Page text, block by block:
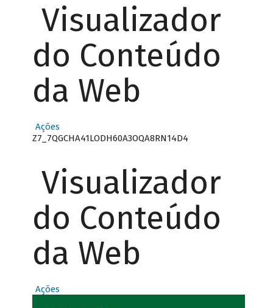
Visualizador
do Conteúdo
da Web
Ações
Z7_7QGCHA41LODH60A3OQA8RN14D4
Visualizador
do Conteúdo
da Web
Ações